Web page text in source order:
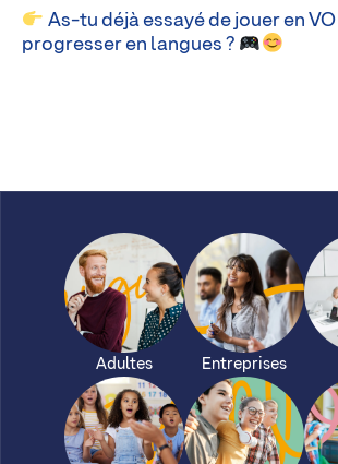
As-tu déjà essayé de jouer en
progresser en langues ?
Adultes Entreprises